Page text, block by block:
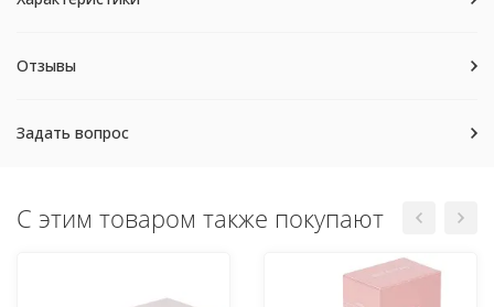
Отзывы
Задать вопрос
С этим товаром также покупают